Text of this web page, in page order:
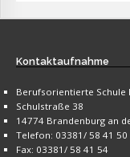
Kontaktaufnahme
Berufsorientierte Schule
Schulstraße 38
14774 Brandenburg an
Telefon: 03381/ 58 41 50
Fax: 03381/ 58 41 54